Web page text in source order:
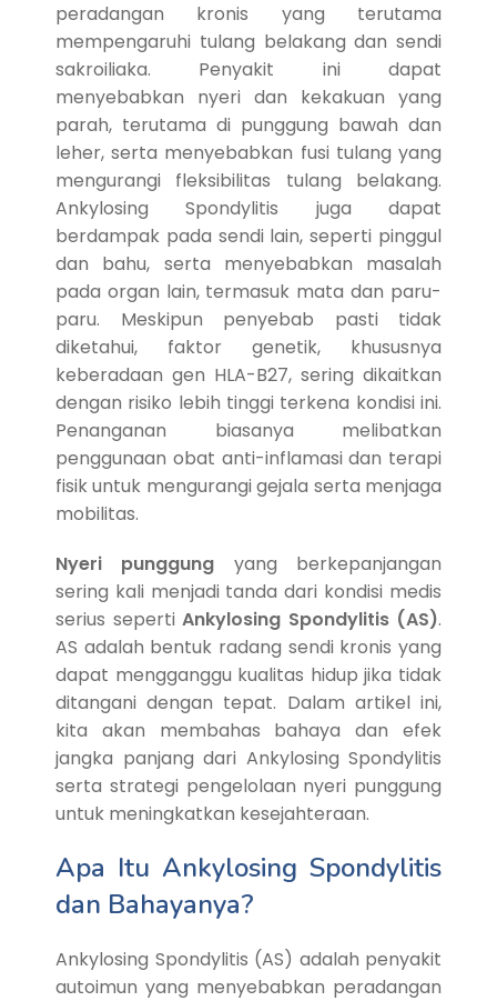
peradangan kronis yang terutama
mempengaruhi tulang belakang dan sendi
sakroiliaka. Penyakit ini dapat
menyebabkan nyeri dan kekakuan yang
parah, terutama di punggung bawah dan
leher, serta menyebabkan fusi tulang yang
mengurangi fleksibilitas tulang belakang.
Ankylosing Spondylitis juga dapat
berdampak pada sendi lain, seperti pinggul
dan bahu, serta menyebabkan masalah
pada organ lain, termasuk mata dan paru-
paru. Meskipun penyebab pasti tidak
diketahui, faktor genetik, khususnya
keberadaan gen HLA-B27, sering dikaitkan
dengan risiko lebih tinggi terkena kondisi ini.
Penanganan biasanya melibatkan
penggunaan obat anti-inflamasi dan terapi
fisik untuk mengurangi gejala serta menjaga
mobilitas.
Nyeri punggung yang berkepanjangan
sering kali menjadi tanda dari kondisi medis
serius seperti Ankylosing Spondylitis (AS).
AS adalah bentuk radang sendi kronis yang
dapat mengganggu kualitas hidup jika tidak
ditangani dengan tepat. Dalam artikel ini,
kita akan membahas bahaya dan efek
jangka panjang dari Ankylosing Spondylitis
serta strategi pengelolaan nyeri punggung
untuk meningkatkan kesejahteraan.
Apa Itu Ankylosing Spondylitis
dan Bahayanya?
Ankylosing Spondylitis (AS) adalah penyakit
autoimun yang menyebabkan peradangan